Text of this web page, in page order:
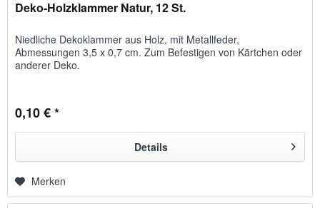
Deko-Holzklammer Natur, 12 St.
Niedliche Dekoklammer aus Holz, mit Metallfeder,
Abmessungen 3,5 x 0,7 cm. Zum Befestigen von Kärtchen oder
anderer Deko.
0,10 € *
Details
Merken